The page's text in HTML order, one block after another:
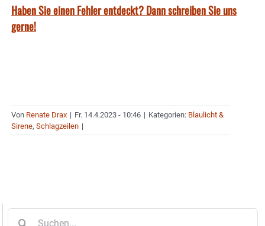
Haben Sie einen Fehler entdeckt? Dann schreiben Sie uns
gerne!
Von Renate Drax | Fr. 14.4.2023 - 10:46 | Kategorien: Blaulicht &
Sirene, Schlagzeilen |